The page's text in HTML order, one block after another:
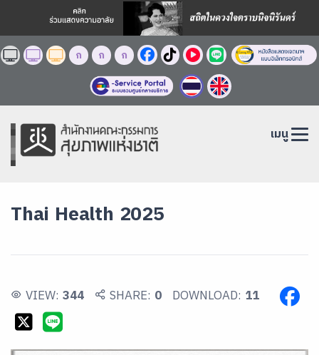
ก ก ก
เมนู
Thai Health 2025
VIEW: 344 SHARE: 0 DOWNLOAD: 11